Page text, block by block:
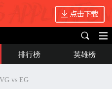
排行榜 英雄榜
VG vs EG